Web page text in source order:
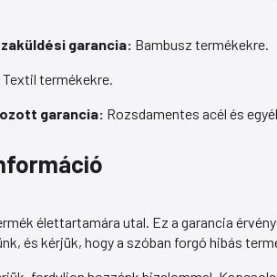
garancia: Bambusz termékekre.
Textil termékekre.
garancia: Rozsdamentes acél és
élettartamára utal. Ez a garancia
és kérjük, hogy a szóban forgó hibás